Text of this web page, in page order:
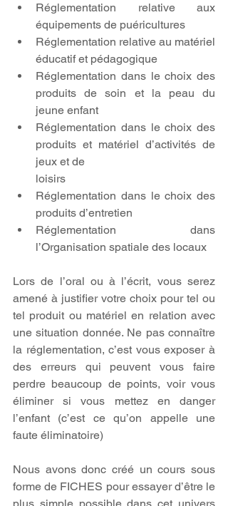
Réglementation relative aux
équipements de puéricultures
Réglementation relative au matériel
éducatif et pédagogique
Réglementation dans le choix des
produits de soin et la peau du
jeune enfant
Réglementation dans le choix des
produits et matériel d’activités de
jeux et de
loisirs
Réglementation dans le choix des
produits d’entretien
Réglementation dans
l’Organisation spatiale des locaux
Lors de l’oral ou à l’écrit, vous serez
amené à justifier votre choix pour tel ou
tel produit ou matériel en relation avec
une situation donnée. Ne pas connaître
la réglementation, c’est vous exposer à
des erreurs qui peuvent vous faire
perdre beaucoup de points, voir vous
éliminer si vous mettez en danger
l’enfant (c’est ce qu’on appelle une
faute éliminatoire)
Nous avons donc créé un cours sous
forme de FICHES pour essayer d’être le